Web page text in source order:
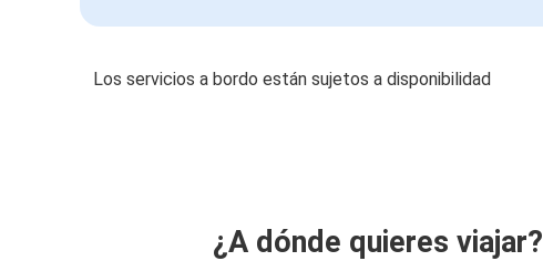
Los servicios a bordo están sujetos a disponibilidad
¿A dónde quieres viajar?